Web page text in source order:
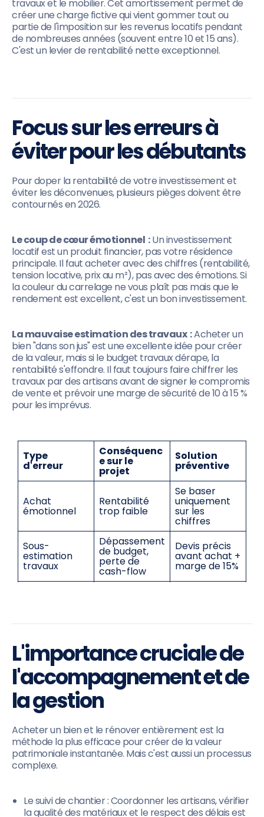
travaux et le mobilier. Cet amortissement permet de
créer une charge fictive qui vient gommer tout ou
partie de l'imposition sur les revenus locatifs pendant
de nombreuses années (souvent entre 10 et 15 ans).
C'est un levier de rentabilité nette exceptionnel.
Focus sur les erreurs à
éviter pour les débutants
Pour doper la rentabilité de votre investissement et
éviter les déconvenues, plusieurs pièges doivent être
contournés en 2026.
Le coup de cœur émotionnel :Un investissement
locatif est un produit financier, pas votre résidence
principale. Il faut acheter avec des chiffres (rentabilité,
tension locative, prix au m²), pas avec des émotions. Si
la couleur du carrelage ne vous plaît pas mais que le
rendement est excellent, c'est un bon investissement.
La mauvaise estimation des travaux :Acheter un
bien "dans son jus" est une excellente idée pour créer
de la valeur, mais si le budget travaux dérape, la
rentabilité s'effondre. Il faut toujours faire chiffrer les
travaux par des artisans avant de signer le compromis
de vente et prévoir une marge de sécurité de 10 à 15 %
pour les imprévus.
Type
d'erreur
Conséquenc
e sur le
projet
Solution
préventive
Achat
émotionnel
Rentabilité
trop faible
Se baser
uniquement
sur les
chiffres
Sous-
estimation
travaux
Dépassement
de budget,
perte de
cash-flow
Devis précis
avant achat +
marge de 15%
foncier)
Gestion
locative
négligée
Vacance
locative,
impayés
Déléguer à
des
professionnel
s ou être très
rigoureux
L'importance cruciale de
l'accompagnement et de
la gestion
Acheter un bien et le rénover entièrement est la
méthode la plus efficace pour créer de la valeur
patrimoniale instantanée. Mais c'est aussi un processus
complexe.
Le suivi de chantier : Coordonner les artisans, vérifier
la qualité des matériaux et le respect des délais est